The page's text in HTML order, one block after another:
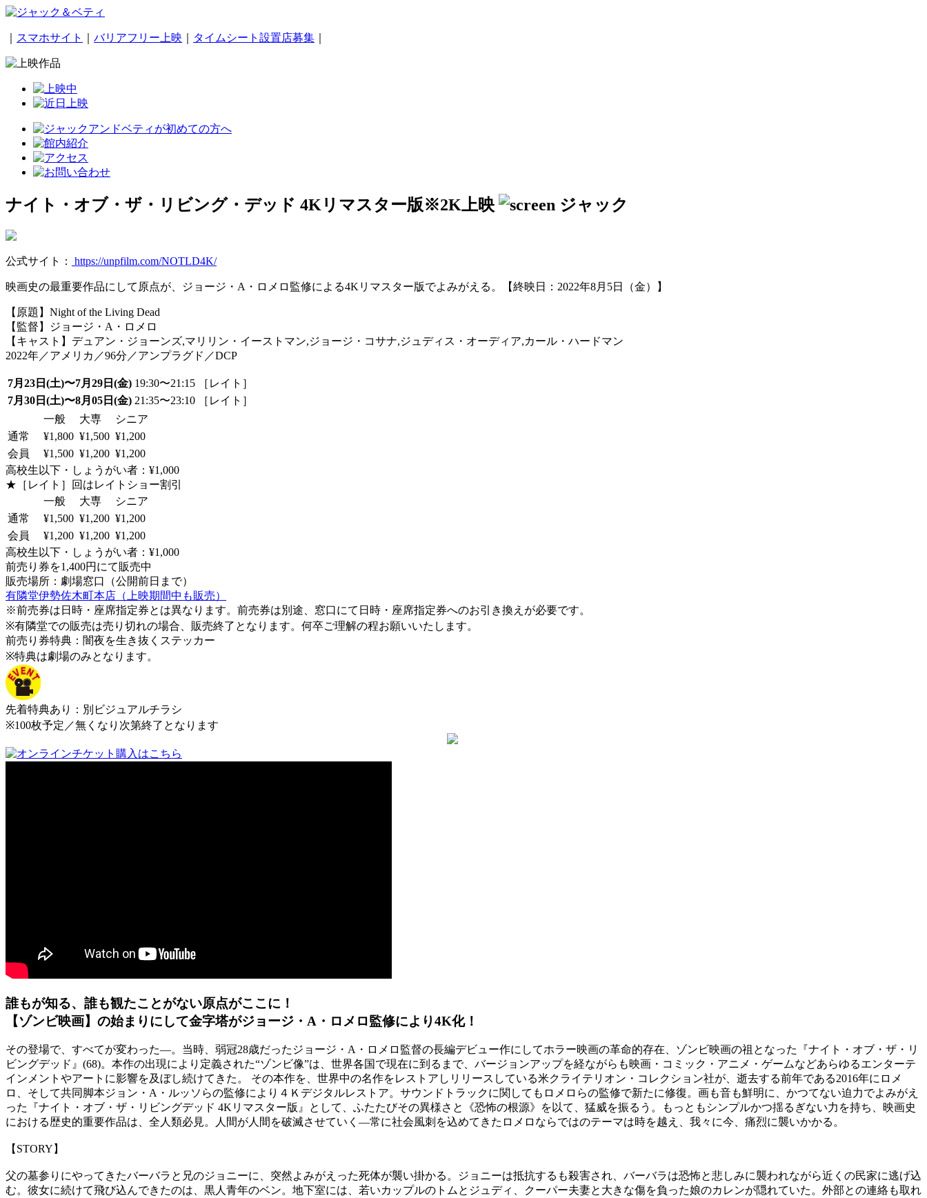
スマホサイト バリアフリー上映 タイムシート設置店募集
ナイト・オブ・ザ・リビング・デッド 4Kリマスター版※2K上映
公式サイト： https://unpfilm.com/NOTLD4K/
映画史の最重要作品にして原点が、ジョージ・A・ロメロ監修による4Kリマスター版でよみがえる。【終映日：2022年8月5日（金）】
【原題】Night of the Living Dead
【監督】ジョージ・A・ロメロ
【キャスト】デュアン・ジョーンズ,マリリン・イーストマン,ジョージ・コサナ,ジュディス・オーディア,カール・ハードマン
2022年／アメリカ／96分／アンプラグド／DCP
7月23日(土)〜7月29日(金) 19:30〜21:15 ［レイト］
7月30日(土)〜8月05日(金) 21:35〜23:10 ［レイト］
一般
大専
シニア
通常
¥1,800 ¥1,500 ¥1,200
会員
¥1,500 ¥1,200 ¥1,200
高校生以下・しょうがい者：¥1,000
★［レイト］回はレイトショー割引
一般
大専
シニア
通常
¥1,500 ¥1,200 ¥1,200
会員
¥1,200 ¥1,200 ¥1,200
高校生以下・しょうがい者：¥1,000
前売り券を1,400円にて販売中
販売場所：劇場窓口（公開前日まで）
有隣堂伊勢佐木町本店（上映期間中も販売）
※前売券は日時・座席指定券とは異なります。前売券は別途、窓口にて日時・座席指定券へのお引き換えが必要です。
※有隣堂での販売は売り切れの場合、販売終了となります。何卒ご理解の程お願いいたします。
前売り券特典：闇夜を生き抜くステッカー
※特典は劇場のみとなります。
先着特典あり：別ビジュアルチラシ
※100枚予定／無くなり次第終了となります
誰もが知る、誰も観たことがない原点がここに！
【ゾンビ映画】の始まりにして金字塔がジョージ・A・ロメロ監修により4K化！
その登場で、すべてが変わった―。当時、弱冠28歳だったジョージ・A・ロメロ監督の長編デビュー作にしてホラー映画の革命的存在、ゾンビ映画の祖となった『ナイト・オブ・ザ・リ
ビングデッド』(68)。本作の出現により定義された“ゾンビ像”は、世界各国で現在に到るまで、バージョンアップを経ながらも映画・コミック・アニメ・ゲームなどあらゆるエンターテ
インメントやアートに影響を及ぼし続けてきた。 その本作を、世界中の名作をレストアしリリースしている米クライテリオン・コレクション社が、逝去する前年である2016年にロメ
ロ、そして共同脚本ジョン・A・ルッソらの監修により４Ｋデジタルレストア。サウンドトラックに関してもロメロらの監修で新たに修復。画も音も鮮明に、かつてない迫力でよみがえ
った『ナイト・オブ・ザ・リビングデッド 4Kリマスター版』として、ふたたびその異様さと《恐怖の根源》を以て、猛威を振るう。もっともシンプルかつ揺るぎない力を持ち、映画史
における歴史的重要作品は、全人類必見。人間が人間を破滅させていく―常に社会風刺を込めてきたロメロならではのテーマは時を越え、我々に今、痛烈に襲いかかる。
【STORY】
父の墓参りにやってきたバーバラと兄のジョニーに、突然よみがえった死体が襲い掛かる。ジョニーは抵抗するも殺害され、バーバラは恐怖と悲しみに襲われながら近くの民家に逃げ込
む。彼女に続けて飛び込んできたのは、黒人青年のベン。地下室には、若いカップルのトムとジュディ、クーパー夫妻と大きな傷を負った娘のカレンが隠れていた。外部との連絡も取れ